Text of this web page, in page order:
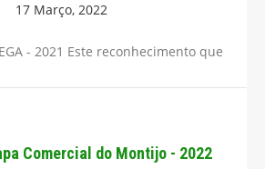
17 Março, 2022
- 2021 Este reconhecimento que
Comercial do Montijo - 2022